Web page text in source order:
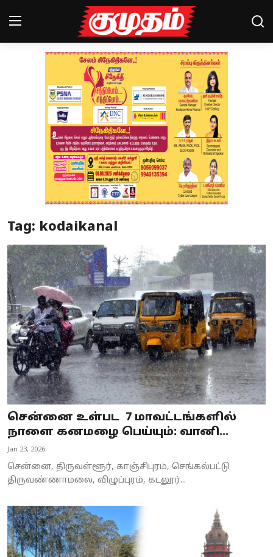
Magazines
Special Story
Business
Crime
Tamilnadu
National
World
Astrology
Spirituality
Weather
Politics
Tag: kodaikanal
சென்னை உள்பட 7 மாவட்டங்களில்
நாளை கனமழை பெய்யும்: வானி...
Jan 23, 2026
சென்னை, திருவள்ளூர், காஞ்சிபுரம், செங்கல்பட்டு
திருவண்ணாமலை, விழுப்புரம், கடலூர்...